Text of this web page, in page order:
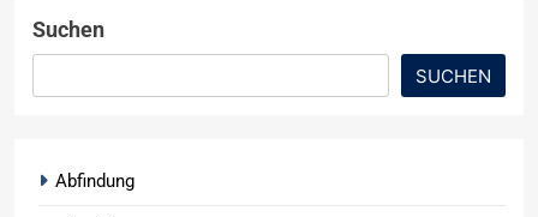
Suchen
SUCHEN
Abfindung